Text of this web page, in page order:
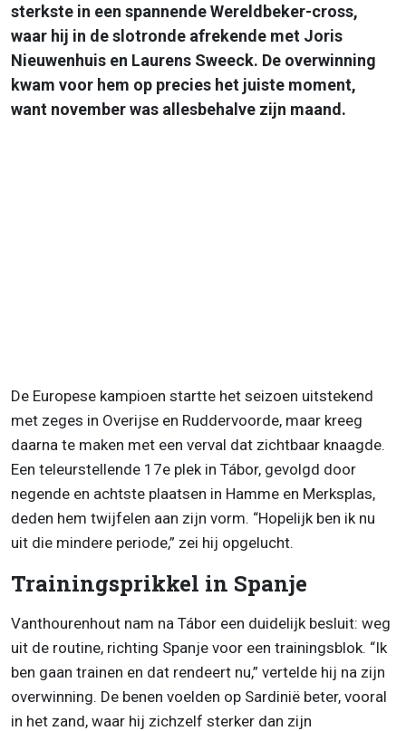
sterkste in een spannende Wereldbeker-cross,
waar hij in de slotronde afrekende met Joris
Nieuwenhuis en Laurens Sweeck. De overwinning
kwam voor hem op precies het juiste moment,
want november was allesbehalve zijn maand.
De Europese kampioen startte het seizoen uitstekend
met zeges in Overijse en Ruddervoorde, maar kreeg
daarna te maken met een verval dat zichtbaar knaagde.
Een teleurstellende 17e plek in Tábor, gevolgd door
negende en achtste plaatsen in Hamme en Merksplas,
deden hem twijfelen aan zijn vorm. “Hopelijk ben ik nu
uit die mindere periode,” zei hij opgelucht.
Trainingsprikkel in Spanje
Vanthourenhout nam na Tábor een duidelijk besluit: weg
uit de routine, richting Spanje voor een trainingsblok. “Ik
ben gaan trainen en dat rendeert nu,” vertelde hij na zijn
overwinning. De benen voelden op Sardinië beter, vooral
in het zand, waar hij zichzelf sterker dan zijn